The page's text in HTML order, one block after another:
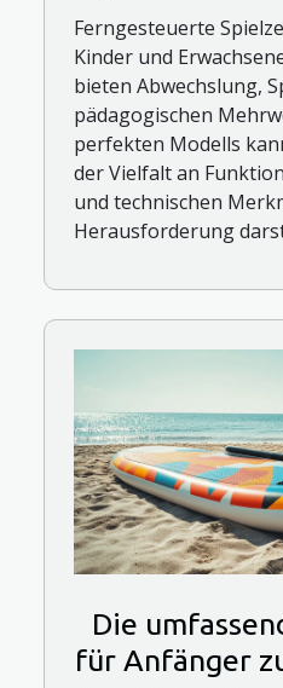
Ferngesteuerte
Kinder und
bieten Abwechslung,
pädagogischen
perfekten Modells
der Vielfalt an
und technischen
Herausforderung
Die
für Anfänger